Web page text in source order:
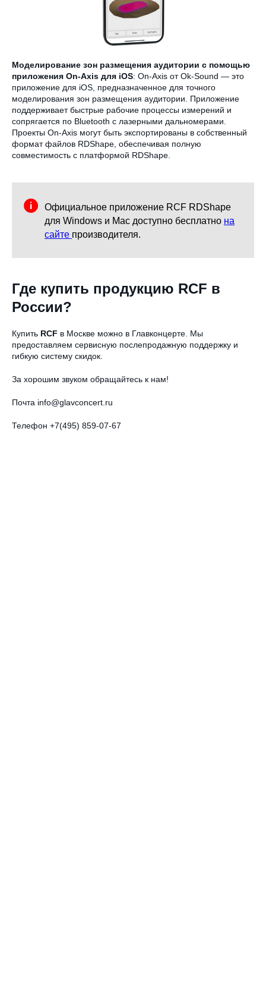
Моделирование зон размещения аудитории с помощью
приложения On-Axis для iOS: On-Axis от Ok-Sound — это
приложение для iOS, предназначенное для точного
моделирования зон размещения аудитории. Приложение
поддерживает быстрые рабочие процессы измерений и
сопрягается по Bluetooth с лазерными дальномерами.
Проекты On-Axis могут быть экспортированы в собственный
формат файлов RDShape, обеспечивая полную
совместимость с платформой RDShape.
Официальное приложение RCF RDShape
для Windows и Mac доступно бесплатно на
сайте производителя.
Где купить продукцию RCF в
России?
Купить RCF в Москве можно в Главконцерте. Мы
предоставляем сервисную послепродажную поддержку и
гибкую систему скидок.
За хорошим звуком обращайтесь к нам!
Почта info@glavconcert.ru
Телефон +7(495) 859-07-67